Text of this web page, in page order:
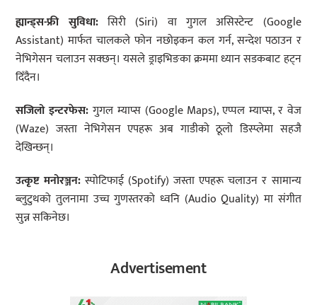
ह्यान्ड्स-फ्री सुविधा:सिरी (Siri) वा गुगल असिस्टेन्ट (Google
Assistant) मार्फत चालकले फोन नछोइकन कल गर्न, सन्देश पठाउन र
नेभिगेसन चलाउन सक्छन्। यसले ड्राइभिङका क्रममा ध्यान सडकबाट हट्न
दिँदैन।
सजिलो इन्टरफेस:गुगल म्याप्स (Google Maps), एप्पल म्याप्स, र वेज
(Waze) जस्ता नेभिगेसन एपहरू अब गाडीको ठूलो डिस्प्लेमा सहजै
देखिन्छन्।
उत्कृष्ट मनोरञ्जन:स्पोटिफाई (Spotify) जस्ता एपहरू चलाउन र सामान्य
ब्लुटुथको तुलनामा उच्च गुणस्तरको ध्वनि (Audio Quality) मा संगीत
सुन्न सकिनेछ।
Advertisement